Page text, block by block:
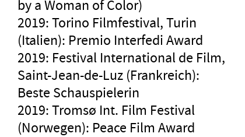
by a Woman of Color)
2019: Torino Filmfestival, Turin
(Italien): Premio Interfedi Award
2019: Festival International de Film,
Saint-Jean-de-Luz (Frankreich):
Beste Schauspielerin
2019: Tromsø Int. Film Festival
(Norwegen): Peace Film Award